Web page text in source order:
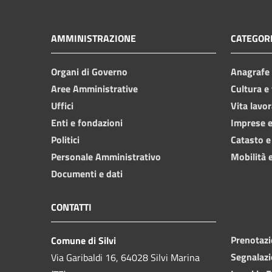
AMMINISTRAZIONE
Organi di Governo
Aree Amministrative
Uffici
Enti e fondazioni
Politici
Personale Amministrativo
Documenti e dati
Cultura
Vita
Imprese
Catasto
Mobilità
CONTATTI
Comune di Silvi
Via Garibaldi 16, 64028 Silvi Marina